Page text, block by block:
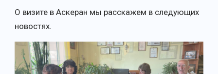
О визите в Аскеран мы расскажем в следующих
новостях.